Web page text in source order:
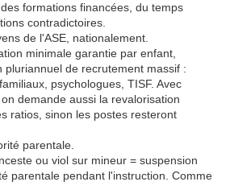
formations financées, du temps
contradictoires.
de l'ASE, nationalement.
minimale garantie par enfant,
pluriannuel de recrutement massif :
psychologues, TISF. Avec
demande aussi la revalorisation
ratios, sinon les postes resteront
parentale.
ou viol sur mineur = suspension
parentale pendant l'instruction. Comme